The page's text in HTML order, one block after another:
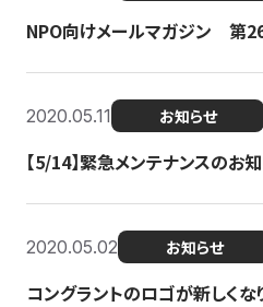
NPO向けメールマガジン 第
2020.05.11 お知らせ
【5/14】緊急メンテナンスのお
2020.05.02 お知らせ
コングラントのロゴが新しくな